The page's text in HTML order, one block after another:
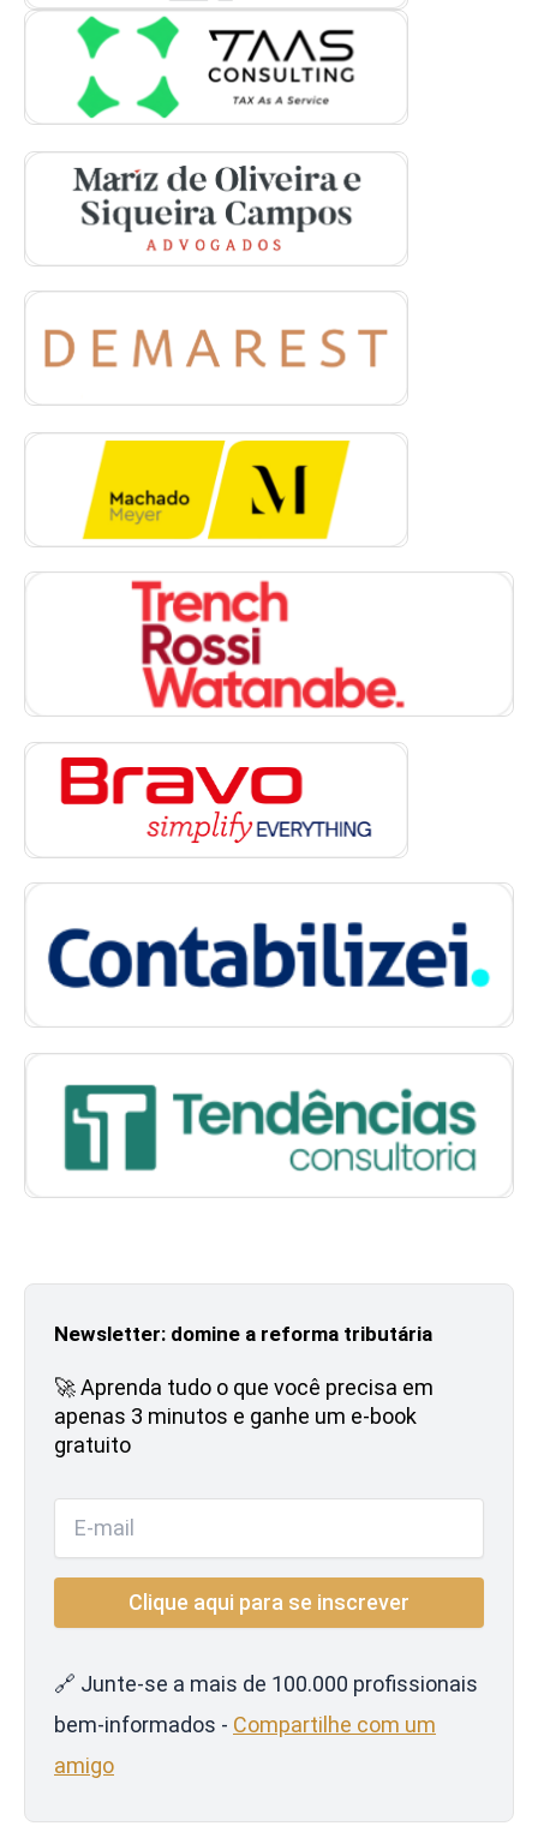
Newsletter: domine a reforma tributária
🚀 Aprenda tudo o que você precisa em
apenas 3 minutos e ganhe um e-book
gratuito
🔗 Junte-se a mais de 100.000 profissionais
bem-informados - Compartilhe com um
amigo